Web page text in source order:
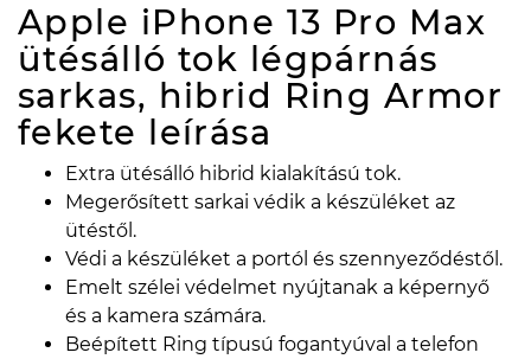
Apple iPhone 13 Pro Max
ütésálló tok légpárnás
sarkas, hibrid Ring Armor
fekete leírása
Extra ütésálló hibrid kialakítású tok.
Megerősített sarkai védik a készüléket az
ütéstől.
Védi a készüléket a portól és szennyeződéstől.
Emelt szélei védelmet nyújtanak a képernyő
és a kamera számára.
Beépített Ring típusú fogantyúval a telefon